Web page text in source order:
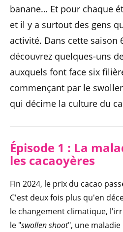
banane… Et pour chaque
et il y a surtout des gens
activité. Dans cette saison
découvrez quelques-uns
auxquels font face six
commençant par le
qui décime la culture du
Épisode 1 : La
les cacaoyères
Fin 2024, le prix du cacao
C'est deux fois plus qu'en
le changement climatique,
le "swollen shoot", une